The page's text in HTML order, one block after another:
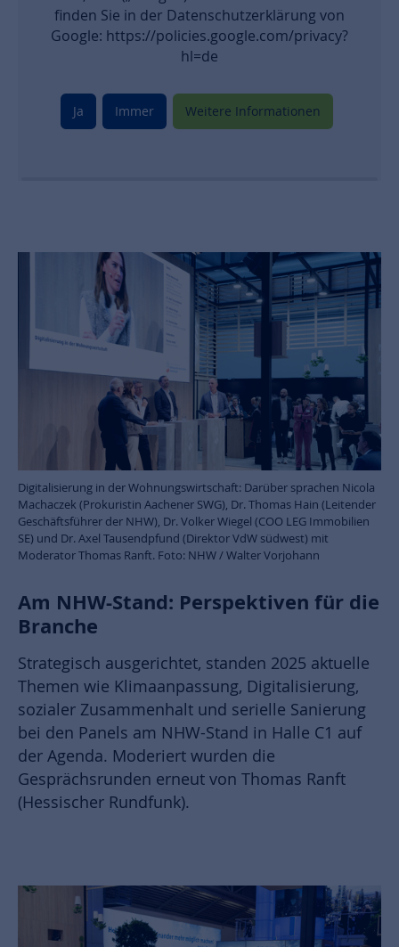
finden Sie in der Datenschutzerklärung von
Google: https://policies.google.com/privacy?
hl=de
Ja Immer Weitere Informationen
Digitalisierung in der Wohnungswirtschaft: Darüber sprachen Nicola
Machaczek (Prokuristin Aachener SWG), Dr. Thomas Hain (Leitender
Geschäftsführer der NHW), Dr. Volker Wiegel (COO LEG Immobilien
SE) und Dr. Axel Tausendpfund (Direktor VdW südwest) mit
Moderator Thomas Ranft. Foto: NHW / Walter Vorjohann
Am NHW-Stand: Perspektiven für die
Branche
Strategisch ausgerichtet, standen 2025 aktuelle
Themen wie Klimaanpassung, Digitalisierung,
sozialer Zusammenhalt und serielle Sanierung
bei den Panels am NHW-Stand in Halle C1 auf
der Agenda. Moderiert wurden die
Gesprächsrunden erneut von Thomas Ranft
(Hessischer Rundfunk).